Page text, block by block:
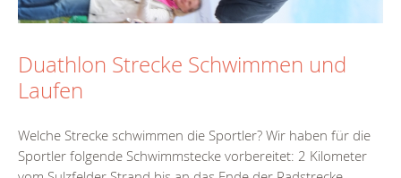
Duathlon Strecke Schwimmen und
Laufen
Welche Strecke schwimmen die Sportler? Wir haben für die
Sportler folgende Schwimmstecke vorbereitet: 2 Kilometer